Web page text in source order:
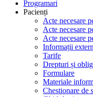
Programari
Pacienți
Acte necesare
Acte necesare
Acte necesare
Informații
Tarife
Drepturi și
Formulare
Materiale
Chestionare de